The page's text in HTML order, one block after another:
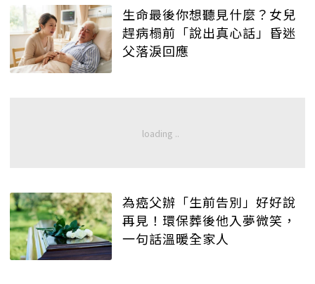
生命最後你想聽見什麼？女兒
趕病榻前「說出真心話」昏迷
父落淚回應
為癌父辦「生前告別」好好說
再見！環保葬後他入夢微笑，
一句話溫暖全家人